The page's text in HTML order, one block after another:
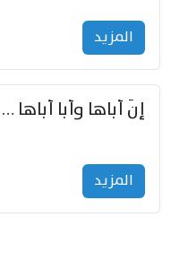
المزید
إنّ أباها وأبا
المزید